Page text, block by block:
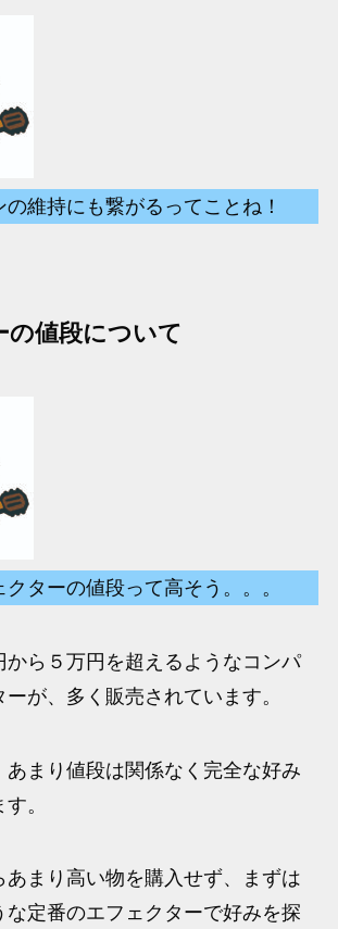
維持にも繋がるってことね！
の値段について
ターの値段って高そう。。。
から５万円を超えるようなコンパ
が、多く販売されています。
あまり値段は関係なく完全な好み
。
あまり高い物を購入せず、まずは
な定番のエフェクターで好みを探